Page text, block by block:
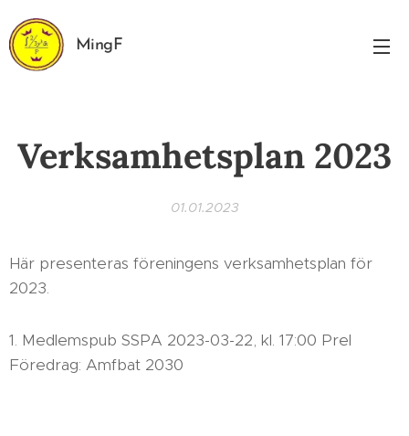
MingF
Verksamhetsplan 2023
01.01.2023
Här presenteras föreningens verksamhetsplan för
2023.
1. Medlemspub SSPA 2023-03-22, kl. 17:00 Prel
Föredrag: Amfbat 2030